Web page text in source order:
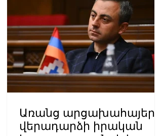
Առանց արցախահայերի
վերադարձի իրական